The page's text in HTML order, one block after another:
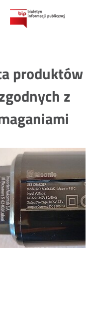
produktów
z